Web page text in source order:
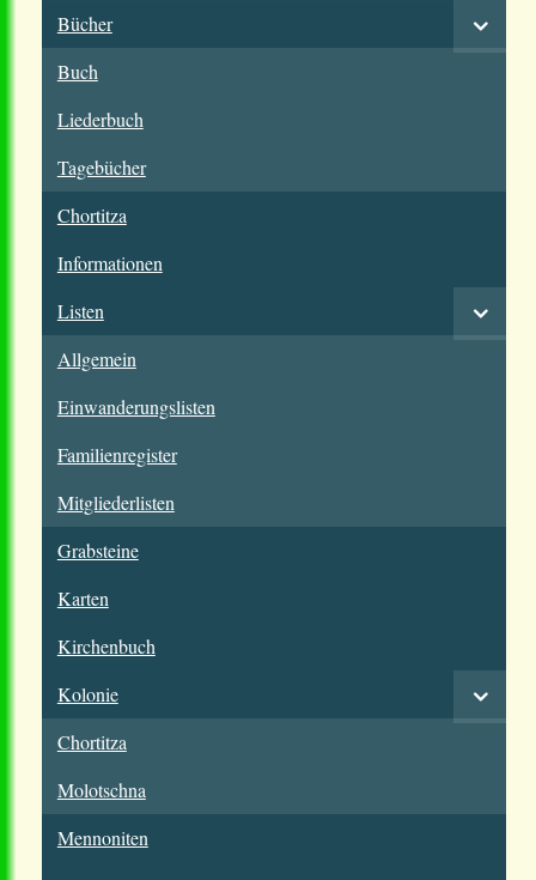
Bücher
Buch
Liederbuch
Tagebücher
Chortitza
Informationen
Listen
Allgemein
Einwanderungslisten
Familienregister
Mitgliederlisten
Grabsteine
Karten
Kirchenbuch
Kolonie
Chortitza
Molotschna
Mennoniten